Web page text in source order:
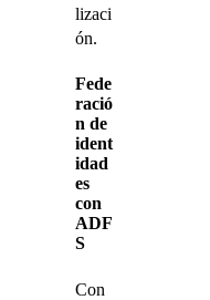
lizaci
ón.
Fede
ració
n de
ident
idad
es
con
ADF
S
Con